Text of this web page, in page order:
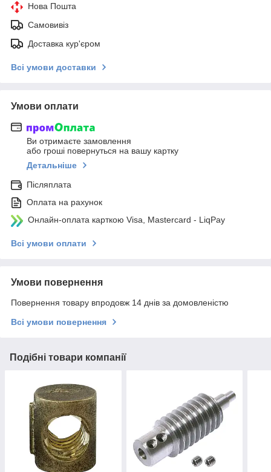
Нова Пошта
Самовивіз
Доставка кур'єром
Всі умови доставки
Умови оплати
Ви отримаєте замовлення
або гроші повернуться на вашу картку
Детальніше
Післяплата
Оплата на рахунок
Онлайн-оплата карткою Visa, Mastercard - LiqPay
Всі умови оплати
Умови повернення
Повернення товару впродовж 14 днів за домовленістю
Всі умови повернення
Подібні товари компанії